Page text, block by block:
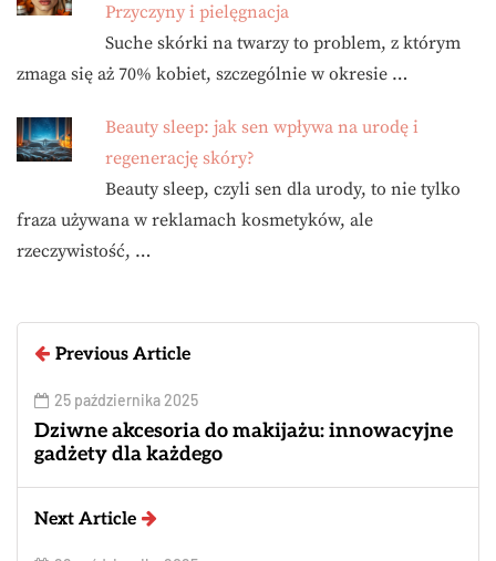
Przyczyny i pielęgnacja
Suche skórki na twarzy to problem, z którym
zmaga się aż 70% kobiet, szczególnie w okresie …
Beauty sleep: jak sen wpływa na urodę i
regenerację skóry?
Beauty sleep, czyli sen dla urody, to nie tylko
fraza używana w reklamach kosmetyków, ale
rzeczywistość, …
Previous Article
25 października 2025
Dziwne akcesoria do makijażu: innowacyjne
gadżety dla każdego
Next Article